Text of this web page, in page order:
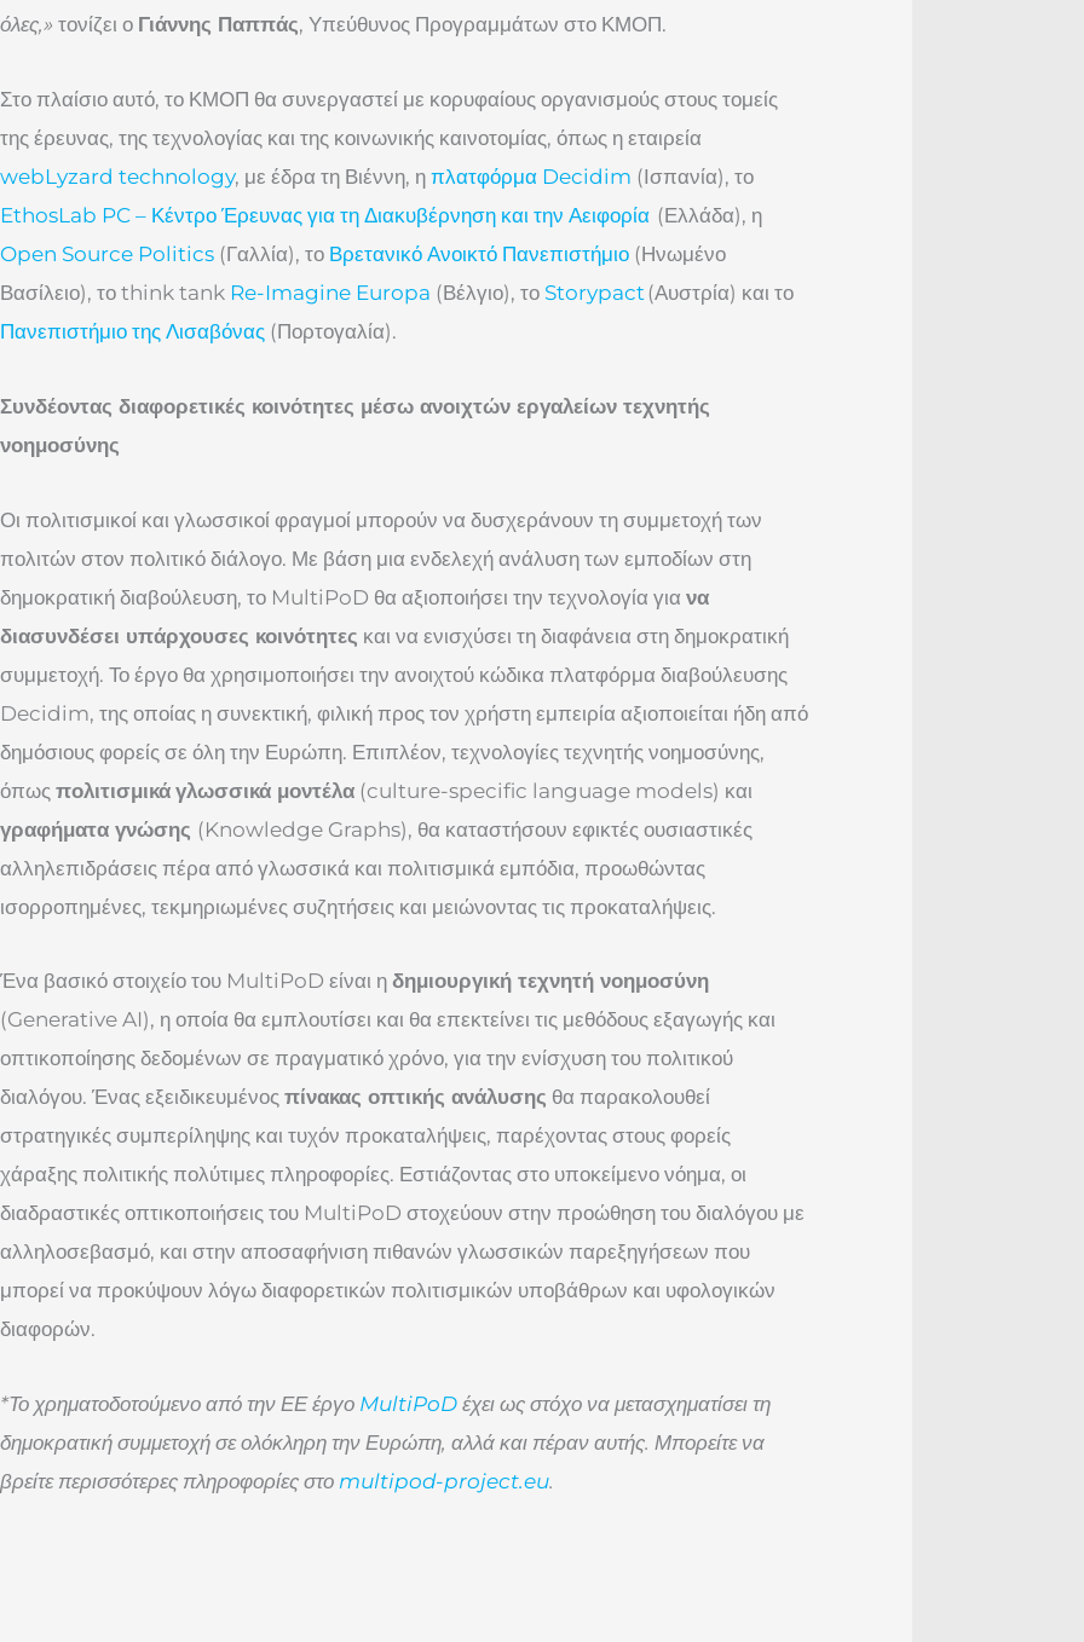
όλες,» τονίζει ο Γιάννης Παππάς, Υπεύθυνος Προγραμμάτων στο ΚΜΟΠ.
Στο πλαίσιο αυτό, το ΚΜΟΠ θα συνεργαστεί με κορυφαίους οργανισμούς στους τομείς
της έρευνας, της τεχνολογίας και της κοινωνικής καινοτομίας, όπως η εταιρεία
webLyzard technology, με έδρα τη Βιέννη, η πλατφόρμα Decidim (Ισπανία), το
EthosLab PC – Κέντρο Έρευνας για τη Διακυβέρνηση και την Αειφορία (Ελλάδα), η
Open Source Politics (Γαλλία), το Βρετανικό Ανοικτό Πανεπιστήμιο (Ηνωμένο
Βασίλειο), το think tank Re-Imagine Europa (Βέλγιο), το Storypact(Αυστρία) και το
Πανεπιστήμιο της Λισαβόνας (Πορτογαλία).
Συνδέοντας διαφορετικές κοινότητες μέσω ανοιχτών εργαλείων τεχνητής
νοημοσύνης
Οι πολιτισμικοί και γλωσσικοί φραγμοί μπορούν να δυσχεράνουν τη συμμετοχή των
πολιτών στον πολιτικό διάλογο. Με βάση μια ενδελεχή ανάλυση των εμποδίων στη
δημοκρατική διαβούλευση, το MultiPoD θα αξιοποιήσει την τεχνολογία για να
διασυνδέσει υπάρχουσες κοινότητες και να ενισχύσει τη διαφάνεια στη δημοκρατική
συμμετοχή. Το έργο θα χρησιμοποιήσει την ανοιχτού κώδικα πλατφόρμα διαβούλευσης
Decidim, της οποίας η συνεκτική, φιλική προς τον χρήστη εμπειρία αξιοποιείται ήδη από
δημόσιους φορείς σε όλη την Ευρώπη. Επιπλέον, τεχνολογίες τεχνητής νοημοσύνης,
όπως πολιτισμικά γλωσσικά μοντέλα (culture-specific language models) και
γραφήματα γνώσης (Knowledge Graphs), θα καταστήσουν εφικτές ουσιαστικές
αλληλεπιδράσεις πέρα από γλωσσικά και πολιτισμικά εμπόδια, προωθώντας
ισορροπημένες, τεκμηριωμένες συζητήσεις και μειώνοντας τις προκαταλήψεις.
Ένα βασικό στοιχείο του MultiPoD είναι η δημιουργική τεχνητή νοημοσύνη
(Generative AI), η οποία θα εμπλουτίσει και θα επεκτείνει τις μεθόδους εξαγωγής και
οπτικοποίησης δεδομένων σε πραγματικό χρόνο, για την ενίσχυση του πολιτικού
διαλόγου. Ένας εξειδικευμένος πίνακας οπτικής ανάλυσης θα παρακολουθεί
στρατηγικές συμπερίληψης και τυχόν προκαταλήψεις, παρέχοντας στους φορείς
χάραξης πολιτικής πολύτιμες πληροφορίες. Εστιάζοντας στο υποκείμενο νόημα, οι
διαδραστικές οπτικοποιήσεις του MultiPoD στοχεύουν στην προώθηση του διαλόγου με
αλληλοσεβασμό, και στην αποσαφήνιση πιθανών γλωσσικών παρεξηγήσεων που
μπορεί να προκύψουν λόγω διαφορετικών πολιτισμικών υποβάθρων και υφολογικών
διαφορών.
*Το χρηματοδοτούμενο από την ΕΕ έργο MultiPoD έχει ως στόχο να μετασχηματίσει τη
δημοκρατική συμμετοχή σε ολόκληρη την Ευρώπη, αλλά και πέραν αυτής. Μπορείτε να
βρείτε περισσότερες πληροφορίες στο multipod-project.eu.